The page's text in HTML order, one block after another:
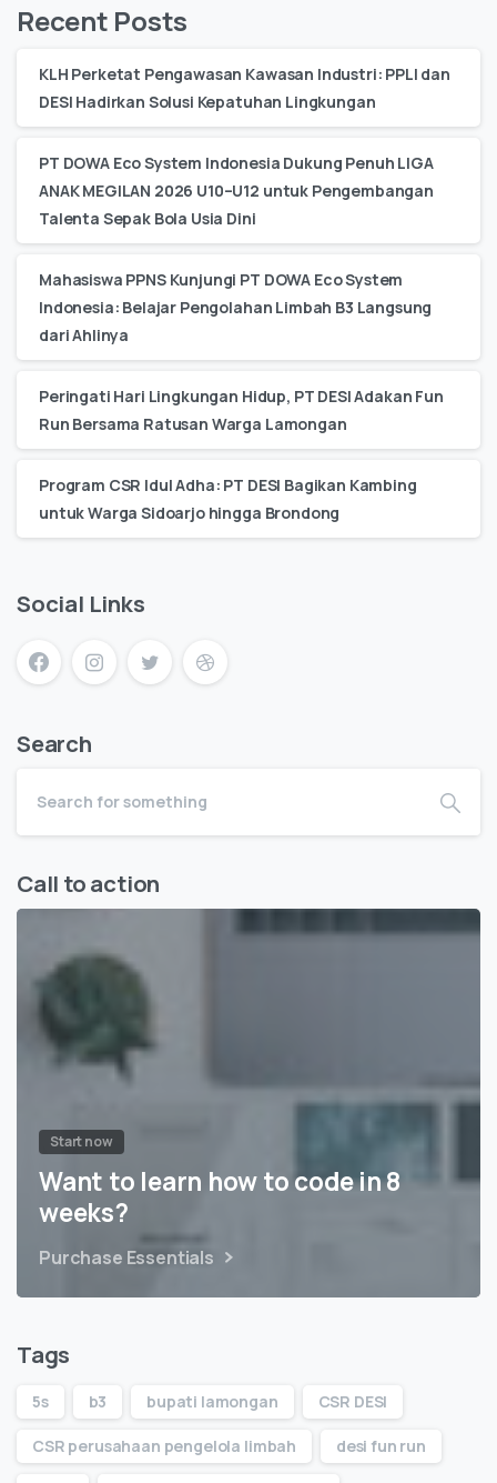
Recent Posts
KLH Perketat Pengawasan Kawasan Industri: PPLI dan
DESI Hadirkan Solusi Kepatuhan Lingkungan
PT DOWA Eco System Indonesia Dukung Penuh LIGA
ANAK MEGILAN 2026 U10–U12 untuk Pengembangan
Talenta Sepak Bola Usia Dini
Mahasiswa PPNS Kunjungi PT DOWA Eco System
Indonesia: Belajar Pengolahan Limbah B3 Langsung
dari Ahlinya
Peringati Hari Lingkungan Hidup, PT DESI Adakan Fun
Run Bersama Ratusan Warga Lamongan
Program CSR Idul Adha: PT DESI Bagikan Kambing
untuk Warga Sidoarjo hingga Brondong
Social Links
Search
Call to action
Start now
Want to learn how to code in 8
weeks?
Purchase Essentials
Tags
5s b3 bupati lamongan CSR DESI
CSR perusahaan pengelola limbah desi fun run